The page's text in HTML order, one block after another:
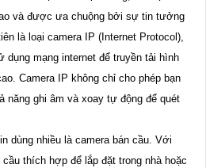
và được ưa chuộng bởi sự tin tưởng
là loại camera IP (Internet Protocol),
dụng mạng internet để truyền tải hình
Camera IP không chỉ cho phép bạn
năng ghi âm và xoay tự động để quét
dùng nhiều là camera bán cầu. Với
thích hợp để lắp đặt trong nhà hoặc